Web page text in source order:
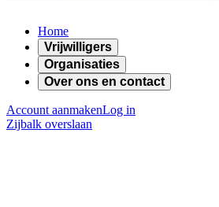
Home
Vrijwilligers
Organisaties
Over ons en contact
Account aanmakenLog in
Zijbalk overslaan